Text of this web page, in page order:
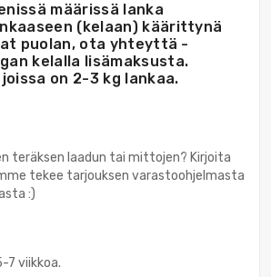
määrissä lanka
(kelaan) käärittynä
puolan, ota yhteyttä -
kelalla lisämaksusta.
on 2-3 kg lankaa.
teräksen laadun tai mittojen? Kirjoita
tekee tarjouksen varastoohjelmasta
:)
7 viikkoa.